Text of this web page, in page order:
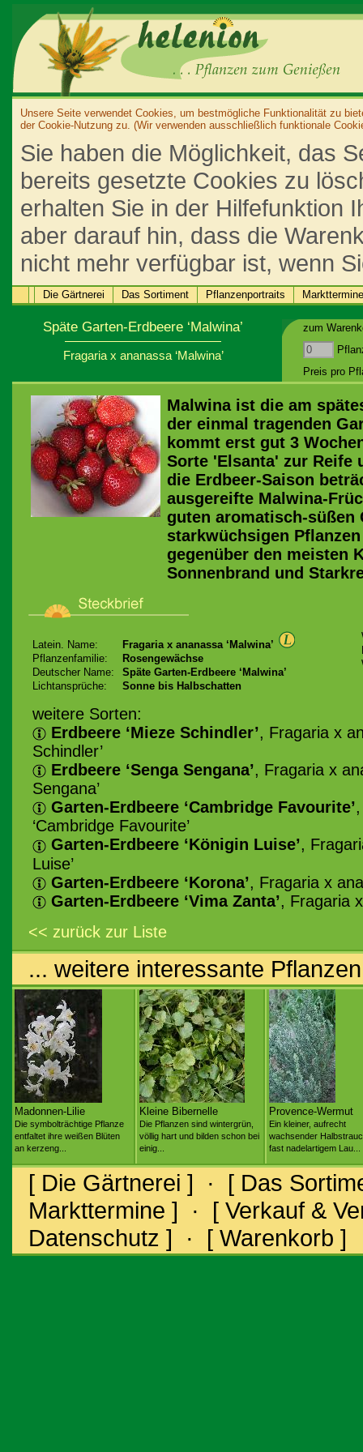
Unsere Seite verwendet Cookies, um bestmögliche Funktionalität zu
der Cookie-Nutzung zu. (Wir verwenden ausschließlich funktionale
Sie haben die Möglichkeit, das
bereits gesetzte Cookies zu
erhalten Sie in der Hilfefunktion
aber darauf hin, dass die
nicht mehr verfügbar ist, wenn
Die Gärtnerei Das Sortiment Pflanzenportraits Markttermine
Späte Garten-Erdbeere ‘Malwina’
Fragaria x ananassa ‘Malwina’
zum
Preis pro
Malwina ist die am
der einmal tragenden
kommt erst gut 3
Sorte 'Elsanta' zur Reife
die Erdbeer-Saison
ausgereifte Malwina-
guten aromatisch-süßen
starkwüchsigen
gegenüber den meisten
Sonnenbrand und
Latein. Name:
Fragaria x ananassa ‘Malwina’
Pflanzenfamilie:
Rosengewächse
Deutscher Name:
Späte Garten-Erdbeere ‘Malwina’
Lichtansprüche:
Sonne bis Halbschatten
weitere Sorten:
Erdbeere ‘Mieze Schindler’, Fragaria x
Schindler’
Erdbeere ‘Senga Sengana’, Fragaria x
Sengana’
Garten-Erdbeere ‘Cambridge Favourite’
‘Cambridge Favourite’
Garten-Erdbeere ‘Königin Luise’,
Luise’
Garten-Erdbeere ‘Korona’, Fragaria x
Garten-Erdbeere ‘Vima Zanta’, Fragaria
<< zurück zur Liste
... weitere interessante Pflanzen
Madonnen-Lilie
Die symbolträchtige Pflanze
entfaltet ihre weißen Blüten
an kerzeng...
Kleine Bibernelle
Die Pflanzen sind wintergrün,
völlig hart und bilden schon bei
einig...
Provence-Wermut
Ein kleiner, aufrecht
wachsender
fast nadelartigem Lau...
[ Die Gärtnerei ] · [ Das
Markttermine ] · [ Verkauf &
Datenschutz ] · [ Warenkorb ]